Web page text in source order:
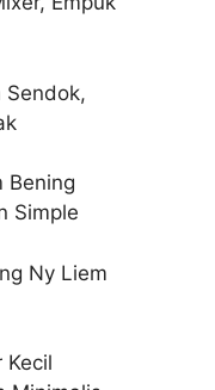
Sendok,
Bening
Simple
Ny Liem
Kecil